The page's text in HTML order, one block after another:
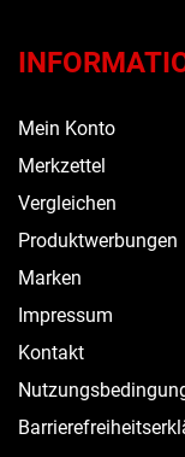
Mein Konto
Merkzettel
Vergleichen
Produktwerbungen
Marken
Impressum
Kontakt